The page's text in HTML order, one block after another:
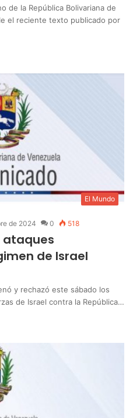
de la República Bolivariana de
el reciente texto publicado por
El Mundo
de 2024 0 518
ataques
de Israel
y rechazó este sábado los
de Israel contra la República…